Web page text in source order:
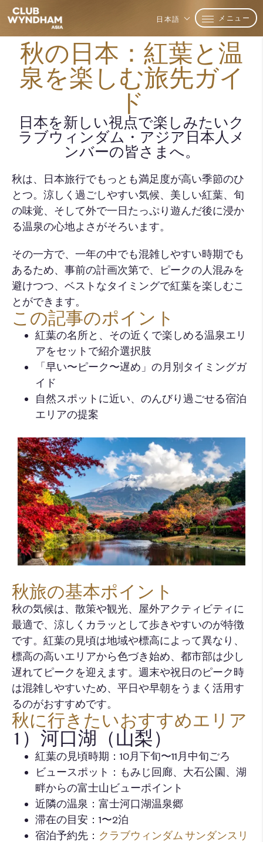
日本語 メニュー
秋の日本：紅葉と温
泉を楽しむ旅先ガイ
ド
日本を新しい視点で楽しみたいク
ラブウィンダム・アジア日本人メ
ンバーの皆さまへ。
秋は、日本旅行でもっとも満足度が高い季節のひ
とつ。涼しく過ごしやすい気候、美しい紅葉、旬
の味覚、そして外で一日たっぷり遊んだ後に浸か
る温泉の心地よさがそろいます。
その一方で、一年の中でも混雑しやすい時期でも
あるため、事前の計画次第で、ピークの人混みを
避けつつ、ベストなタイミングで紅葉を楽しむこ
とができます。
この記事のポイント
紅葉の名所と、その近くで楽しめる温泉エリ
アをセットで紹介選択肢
「早い〜ピーク〜遅め」の月別タイミングガ
イド
自然スポットに近い、のんびり過ごせる宿泊
エリアの提案
秋旅の基本ポイント
秋の気候は、散策や観光、屋外アクティビティに
最適で、涼しくカラッとして歩きやすいのが特徴
です。紅葉の見頃は地域や標高によって異なり、
標高の高いエリアから色づき始め、都市部は少し
遅れてピークを迎えます。週末や祝日のピーク時
は混雑しやすいため、平日や早朝をうまく活用す
るのがおすすめです。
秋に行きたいおすすめエリア
1）河口湖（山梨）
紅葉の見頃時期：10月下旬〜11月中旬ごろ
ビュースポット：もみじ回廊、大石公園、湖
畔からの富士山ビューポイント
近隣の温泉：富士河口湖温泉郷
滞在の目安：1〜2泊
宿泊予約先： クラブウィンダム サンダンスリ